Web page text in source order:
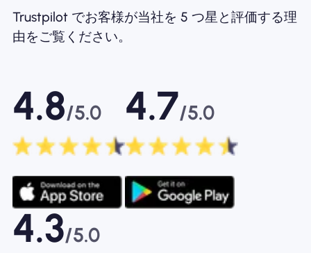
Trustpilot でお客様が当社を 5 つ星と評価する理
由をご覧ください。
4.8/5.0 4.7/5.0
4.3/5.0